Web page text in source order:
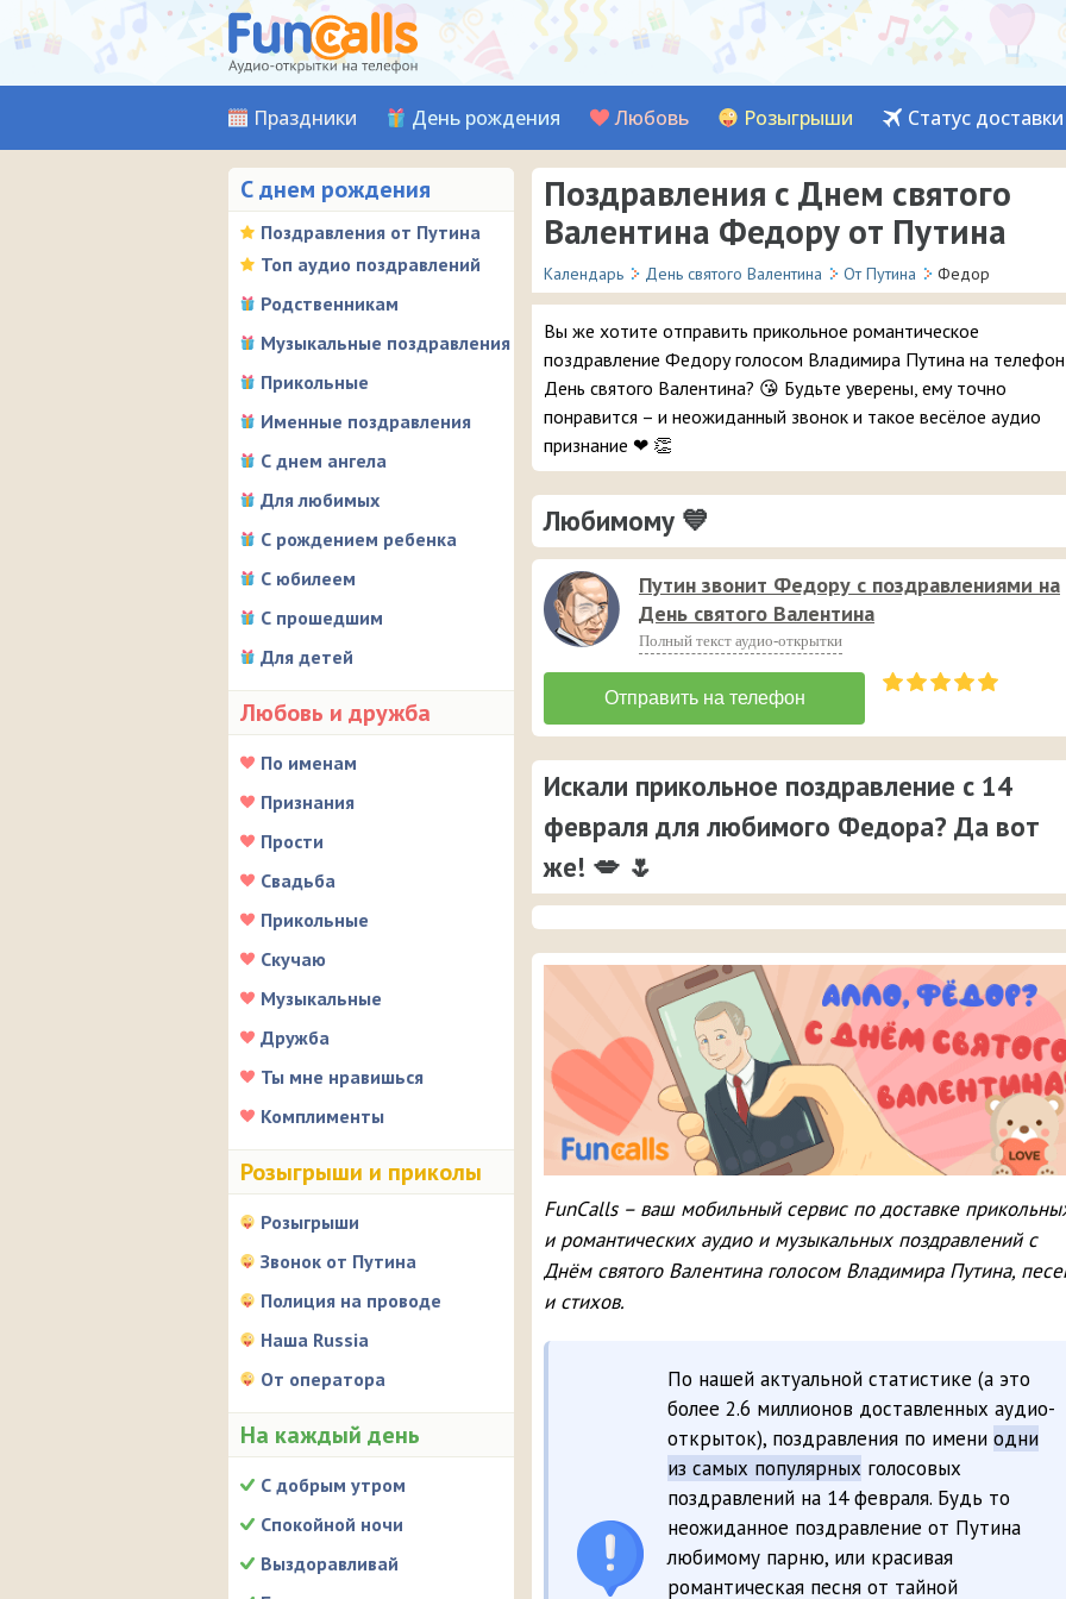
Праздники День рождения Любовь Розыгрыши Статус доставки
С днем рождения
Поздравления от Путина
Топ аудио поздравлений
Родственникам
Музыкальные поздравления
Прикольные
Именные поздравления
С днем ангела
Для любимых
С рождением ребенка
С юбилеем
С прошедшим
Для детей
Любовь и дружба
По именам
Признания
Прости
Свадьба
Прикольные
Скучаю
Музыкальные
Дружба
Ты мне нравишься
Комплименты
Розыгрыши и приколы
Розыгрыши
Звонок от Путина
Полиция на проводе
Наша Russia
От оператора
На каждый день
С добрым утром
Спокойной ночи
Выздоравливай
Поздравления с Днем святого
Валентина Федору от Путина
Календарь День святого Валентина От Путина Федор
Вы же хотите отправить прикольное романтическое
поздравление Федору голосом Владимира Путина на
День святого Валентина? 😘 Будьте уверены, ему точно
понравится – и неожиданный звонок и такое весёлое аудио
признание ❤ 👏
Любимому 💙
Путин звонит Федору с поздравлениями на
День святого Валентина
Полный текст аудио-открытки
Искали прикольное поздравление с 14
февраля для любимого Федора? Да вот
же! 💋 🌷
FunCalls – ваш мобильный сервис по доставке
и романтических аудио и музыкальных поздравлений с
Днём святого Валентина голосом Владимира Путина,
и стихов.
По нашей актуальной статистике (а это
более 2.6 миллионов доставленных аудио-
открыток), поздравления по имени одни
из самых популярных голосовых
поздравлений на 14 февраля. Будь то
неожиданное поздравление от Путина
любимому парню, или красивая
романтическая песня от тайной